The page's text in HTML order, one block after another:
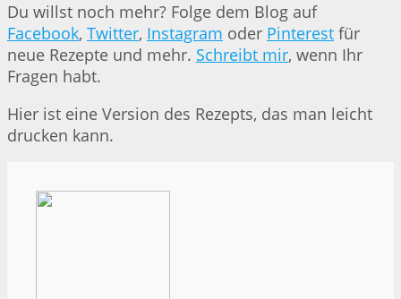
Du willst noch mehr? Folge dem Blog auf
Facebook, Twitter, Instagram oder Pinterest für
neue Rezepte und mehr. Schreibt mir, wenn Ihr
Fragen habt.
Hier ist eine Version des Rezepts, das man leicht
drucken kann.